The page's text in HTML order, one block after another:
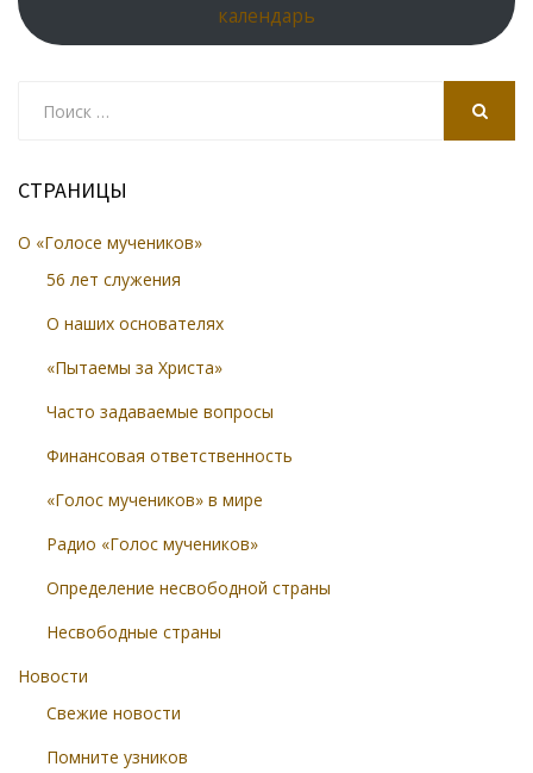
календарь
СТРАНИЦЫ
О «Голосе мучеников»
56 лет служения
О наших основателях
«Пытаемы за Христа»
Часто задаваемые вопросы
Финансовая ответственность
«Голос мучеников» в мире
Радио «Голос мучеников»
Определение несвободной страны
Несвободные страны
Новости
Свежие новости
Помните узников